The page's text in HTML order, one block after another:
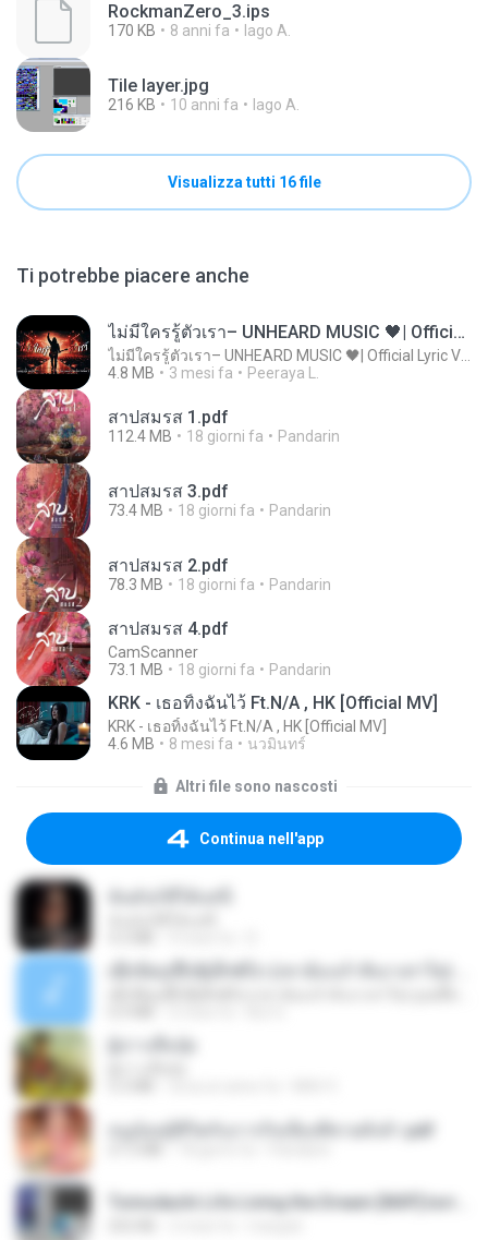
RockmanZero_3.ips
170 KB 8 anni fa Iago A.
Tile layer.jpg
216 KB 10 anni fa Iago A.
Visualizza tutti 16 file
Ti potrebbe piacere anche
ไม่มีใครรู้ตัวเรา– UNHEARD MUSIC 🖤| Official Lyric Video | เพลงสู้ชีวิต
4.8 MB
3 mesi fa Peeraya L.
สาปสมรส 1.pdf
112.4 MB 18 giorni fa Pandarin
สาปสมรส 3.pdf
73.4 MB 18 giorni fa Pandarin
สาปสมรส 2.pdf
78.3 MB 18 giorni fa Pandarin
สาปสมรส 4.pdf
CamScanner
73.1 MB
18 giorni fa Pandarin
KRK - เธอทิ้งฉันไว้ Ft.N/A , HK [Official MV]
KRK - เธอทิ้งฉันไว้ Ft.N/A , HK [Official MV]
4.6 MB
8 mesi fa นวมินทร์
Altri file sono nascosti
Continua nell'app
หนูน้อยสู้ชีวิตกับภารกิจเลี้ยงพี่ชายทั้งห้า.pdf